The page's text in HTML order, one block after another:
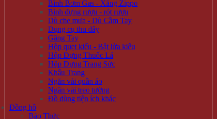
Bình Bơm Gas - Xăng Zippo
Bình đựng rượu - rót rượu
Dù che mưa - Dù Cầm Tay
Dụng cụ thu dây
Găng Tay
Hộp quẹt kiểu - Bật lửa kiểu
Hộp Đựng Thuốc Lá
Hộp Đựng Trang Sức
Khẩu Trang
Ngăn vải quần áo
Ngăn vải treo tường
Đồ dùng tiện ích khác
Đồng hồ
Báo Thức